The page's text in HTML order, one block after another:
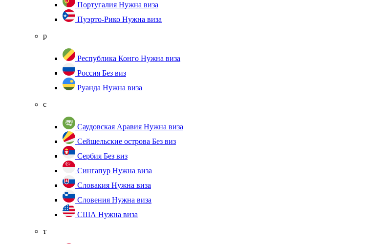
Португалия Нужна виза
Пуэрто-Рико Нужна виза
р
Республика Конго Нужна виза
Россия Без виз
Руанда Нужна виза
с
Саудовская Аравия Нужна виза
Сейшельские острова Без виз
Сербия Без виз
Сингапур Нужна виза
Словакия Нужна виза
Словения Нужна виза
США Нужна виза
т